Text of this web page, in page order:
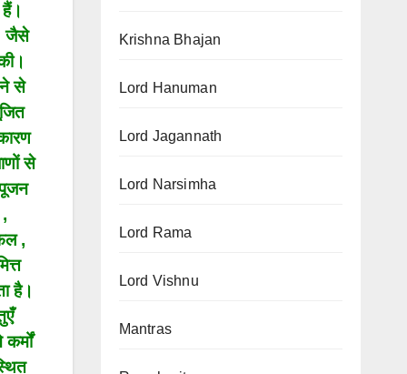
जैसे
से
से
,
है।
Krishna Bhajan
Lord Hanuman
Lord Jagannath
Lord Narsimha
Lord Rama
Lord Vishnu
Mantras